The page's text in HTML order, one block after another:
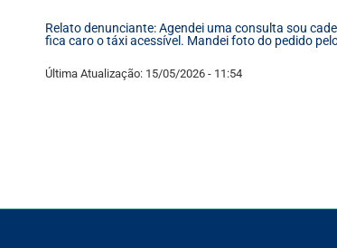
Relato denunciante: Agendei uma consulta sou
fica caro o táxi acessível. Mandei foto do pedido
Última Atualização: 15/05/2026 - 11:54